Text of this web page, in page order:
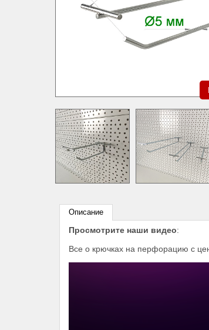
Описание
Просмотрите наши видео:
Все о крючках на перфорацию с